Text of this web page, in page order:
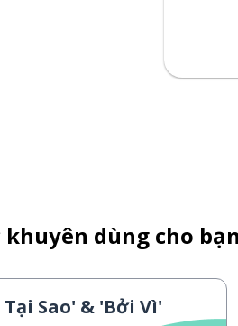
dùng cho bạn
Tại Sao' & 'Bởi Vì'